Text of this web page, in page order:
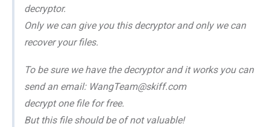
decryptor.
Only we can give you this decryptor and only we can
recover your files.
To be sure we have the decryptor and it works you can
send an email: WangTeam@skiff.com
decrypt one file for free.
But this file should be of not valuable!